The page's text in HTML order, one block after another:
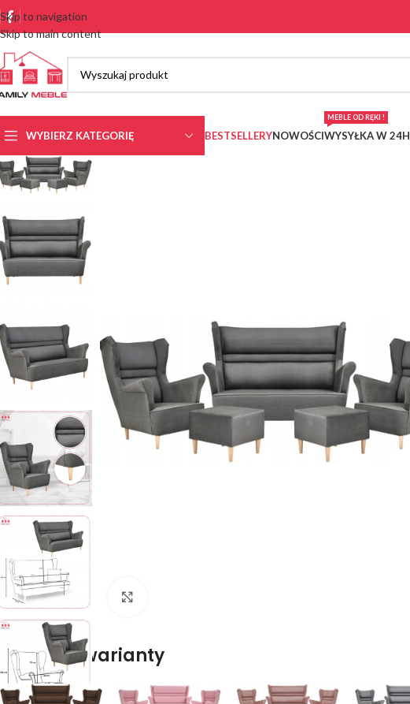
Skip to navigation
Skip to main content
WYBIERZ KATEGORIĘ BESTSELLERYNOWOŚCIWYSYŁKA W 24H
MEBLE OD RĘKI !
warianty